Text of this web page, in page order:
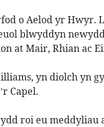
o Aelod yr Hwyr.
blwyddyn
at Mair, Rhian ac
yn diolch yn
Capel.
roi eu meddyliau